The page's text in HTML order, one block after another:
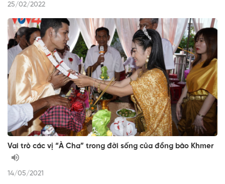
25/02/2022
Vai trò các vị “À Cha” trong đời sống của đồng bào Khmer
14/05/2021